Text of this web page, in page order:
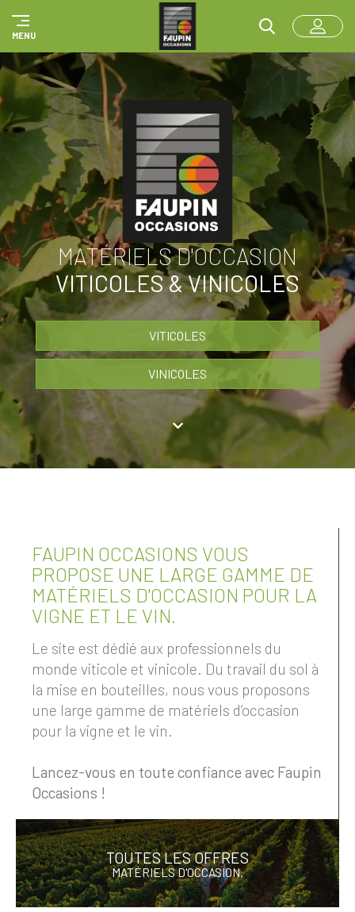
MENU
MATÉRIELS D'OCCASION
VITICOLES & VINICOLES
VITICOLES
VINICOLES
FAUPIN OCCASIONS VOUS
PROPOSE UNE LARGE GAMME DE
MATÉRIELS D'OCCASION POUR LA
VIGNE ET LE VIN.
Le site est dédié aux professionnels du
monde viticole et vinicole. Du travail du sol à
la mise en bouteilles, nous vous proposons
une large gamme de matériels d’occasion
pour la vigne et le vin.
Lancez-vous en toute confiance avec Faupin
Occasions !
TOUTES LES OFFRES
MATÉRIELS D'OCCASION.
Panneau de gestion des cookies